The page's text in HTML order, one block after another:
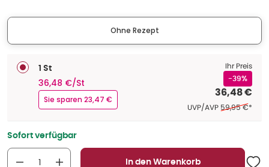
Ohne Rezept
1 St
36,48 €/St
Sie sparen 23,47 €
Ihr Preis
-39%
36,48 €
UVP/AVP Ehemaliger
59,95 €*
Sofort verfügbar
In den Warenkorb